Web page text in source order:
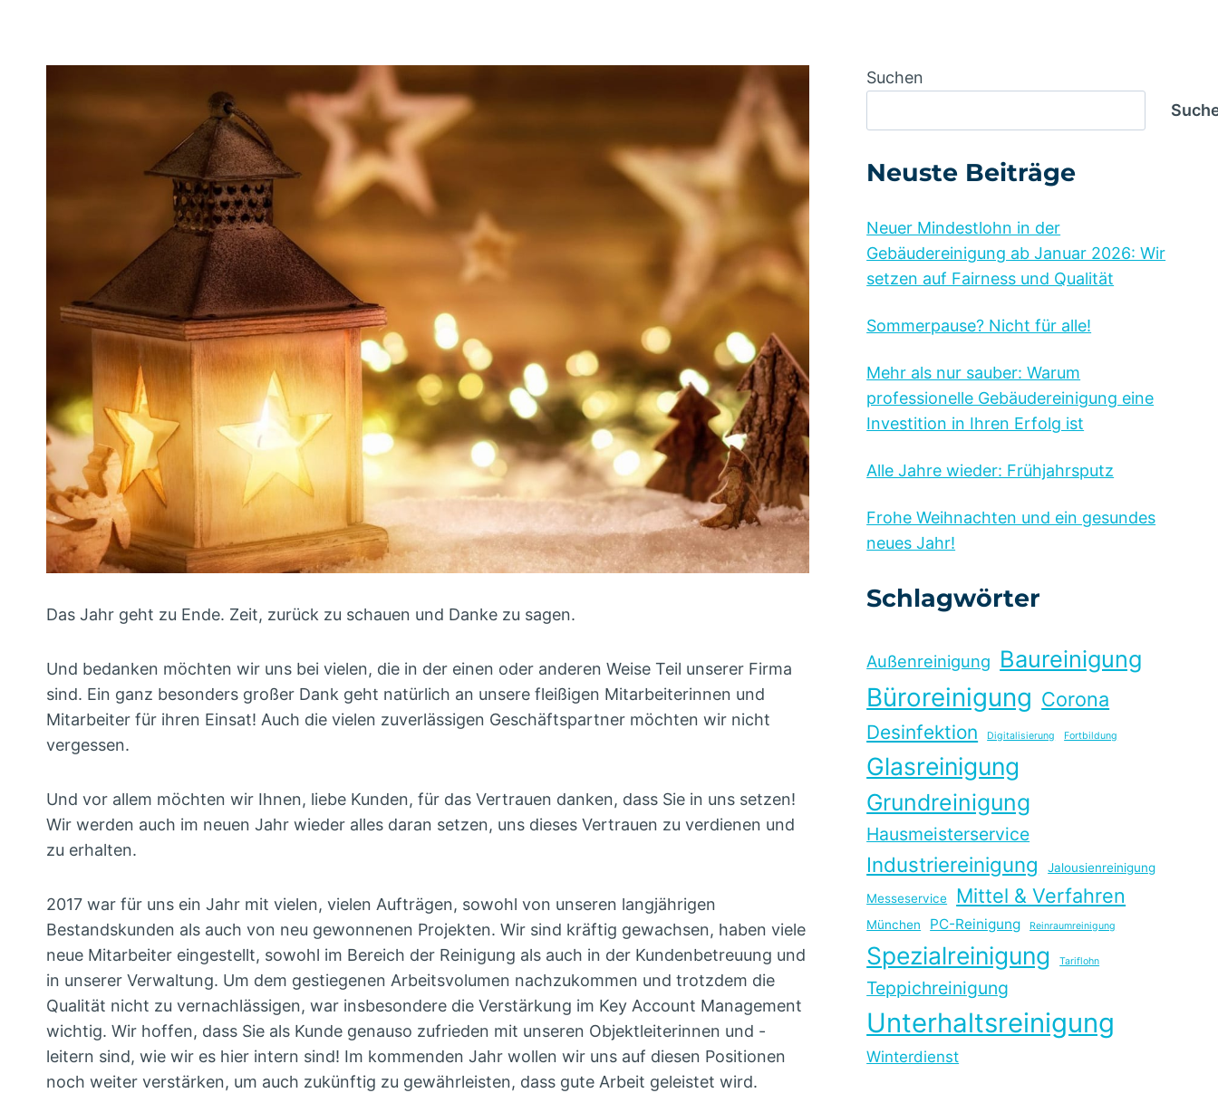
Das Jahr geht zu Ende. Zeit, zurück zu schauen und Danke zu sagen.
Und bedanken möchten wir uns bei vielen, die in der einen oder anderen Weise Teil unserer Firma
sind. Ein ganz besonders großer Dank geht natürlich an unsere fleißigen Mitarbeiterinnen und
Mitarbeiter für ihren Einsat! Auch die vielen zuverlässigen Geschäftspartner möchten wir nicht
vergessen.
Und vor allem möchten wir Ihnen, liebe Kunden, für das Vertrauen danken, dass Sie in uns setzen!
Wir werden auch im neuen Jahr wieder alles daran setzen, uns dieses Vertrauen zu verdienen und
zu erhalten.
2017 war für uns ein Jahr mit vielen, vielen Aufträgen, sowohl von unseren langjährigen
Bestandskunden als auch von neu gewonnenen Projekten. Wir sind kräftig gewachsen, haben viele
neue Mitarbeiter eingestellt, sowohl im Bereich der Reinigung als auch in der Kundenbetreuung und
in unserer Verwaltung. Um dem gestiegenen Arbeitsvolumen nachzukommen und trotzdem die
Qualität nicht zu vernachlässigen, war insbesondere die Verstärkung im Key Account Management
wichtig. Wir hoffen, dass Sie als Kunde genauso zufrieden mit unseren Objektleiterinnen und -
leitern sind, wie wir es hier intern sind! Im kommenden Jahr wollen wir uns auf diesen Positionen
noch weiter verstärken, um auch zukünftig zu gewährleisten, dass gute Arbeit geleistet wird.
Suchen
Neuste Beiträge
Neuer Mindestlohn in der
Gebäudereinigung ab Januar 2026: Wir
setzen auf Fairness und Qualität
Sommerpause? Nicht für alle!
Mehr als nur sauber: Warum
professionelle Gebäudereinigung eine
Investition in Ihren Erfolg ist
Alle Jahre wieder: Frühjahrsputz
Frohe Weihnachten und ein gesundes
neues Jahr!
Schlagwörter
Außenreinigung Baureinigung
Büroreinigung Corona
Desinfektion Digitalisierung Fortbildung
Glasreinigung
Grundreinigung
Hausmeisterservice
Industriereinigung Jalousienreinigung
Messeservice Mittel & Verfahren
München PC-Reinigung Reinraumreinigung
Spezialreinigung Tariflohn
Teppichreinigung
Unterhaltsreinigung
Winterdienst